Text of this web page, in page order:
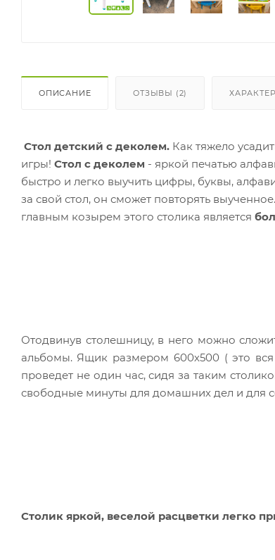
ОПИСАНИЕ ОТЗЫВЫ (2)
Стол детский с деколем. Как тяжело
игры! Стол с деколем - яркой печатью
быстро и легко выучить цифры, буквы,
за свой стол, он сможет повторять выученное.
главным козырем этого столика является
Отодвинув столешницу, в него можно
альбомы. Ящик размером 600х500 ( это
проведет не один час, сидя за таким
свободные минуты для домашних дел и для
Столик яркой, веселой расцветки легко